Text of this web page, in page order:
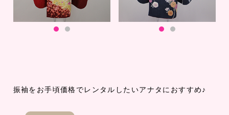
振袖をお手頃価格でレンタルしたいアナタにおすすめ♪